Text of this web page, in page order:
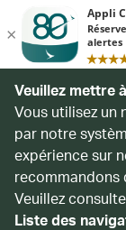
Veuillez mettre
Vous utilisez un
par notre
expérience sur
recommandons
Veuillez
Liste des